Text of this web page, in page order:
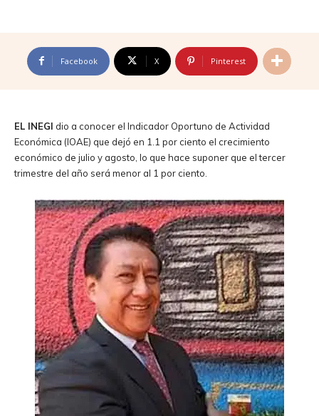
Facebook X Pinterest
EL INEGI dio a conocer el Indicador Oportuno de Actividad
Económica (IOAE) que dejó en 1.1 por ciento el crecimiento
económico de julio y agosto, lo que hace suponer que el tercer
trimestre del año será menor al 1 por ciento.